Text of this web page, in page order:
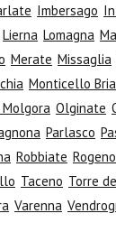
Imbersago
Lierna Lomagna
Merate Missaglia
Monticello
Olginate
Parlasco
Robbiate Rogeno
Taceno Torre
Varenna